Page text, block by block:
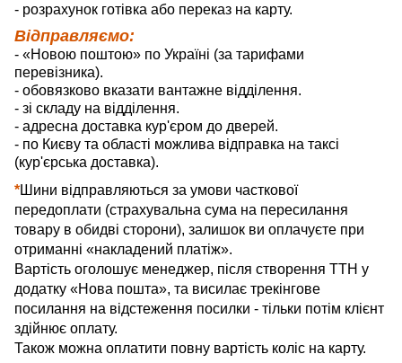
- розрахунок готівка або переказ на карту.
Відправляємо:
- «Новою поштою» по Україні (за тарифами
перевізника).
- обовязково вказати вантажне відділення.
- зі складу на відділення.
- адресна доставка кур'єром до дверей.
- по Києву та області можлива відправка на таксі
(кур'єрська доставка).
*Шини відправляються за умови часткової
передоплати (страхувальна сума на пересилання
товару в обидві сторони), залишок ви оплачуєте при
отриманні «накладений платіж».
Вартість оголошує менеджер, після створення ТТН у
додатку «Нова пошта», та висилає трекінгове
посилання на відстеження посилки - тільки потім клієнт
здійнює оплату.
Також можна оплатити повну вартість коліс на карту.